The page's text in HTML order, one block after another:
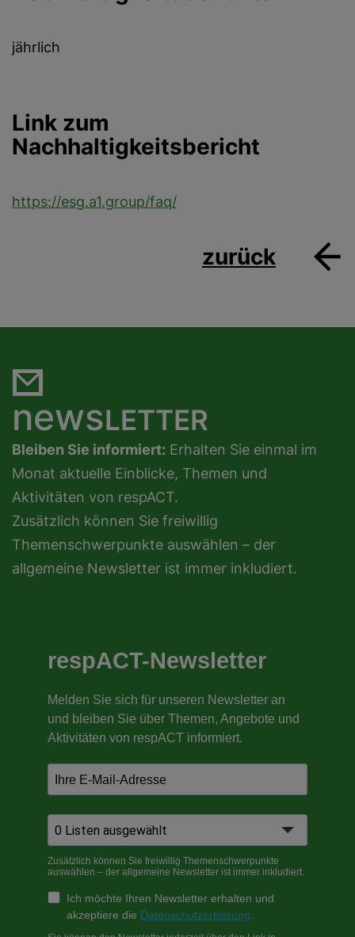
jährlich
Link zum
Nachhaltigkeitsbericht
https://esg.a1.group/faq/
zurück
newsLETTER
Bleiben Sie informiert: Erhalten Sie einmal im
Monat aktuelle Einblicke, Themen und
Aktivitäten von respACT.
Zusätzlich können Sie freiwillig
Themenschwerpunkte auswählen – der
allgemeine Newsletter ist immer inkludiert.